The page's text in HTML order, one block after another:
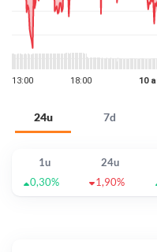
24u 7d
1u 24u
0,30%
1,90%